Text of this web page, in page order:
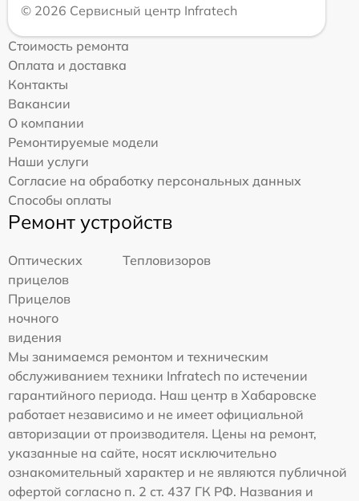
© 2026 Сервисный центр Infratech
Стоимость ремонта
Оплата и доставка
Контакты
Вакансии
О компании
Ремонтируемые модели
Наши услуги
Согласие на обработку персональных данных
Способы оплаты
Ремонт устройств
Оптических
прицелов
Тепловизоров
Прицелов
ночного
видения
Мы занимаемся ремонтом и техническим
обслуживанием техники Infratech по истечении
гарантийного периода. Наш центр в Хабаровске
работает независимо и не имеет официальной
авторизации от производителя. Цены на ремонт,
указанные на сайте, носят исключительно
ознакомительный характер и не являются публичной
офертой согласно п. 2 ст. 437 ГК РФ. Названия и